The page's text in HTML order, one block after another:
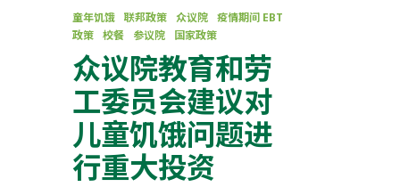
童年饥饿
联邦政策 众议院
疫情期间 EBT
政策
校餐 参议院 国家政策
众议院教育和劳
工委员会建议对
儿童饥饿问题进
行重大投资